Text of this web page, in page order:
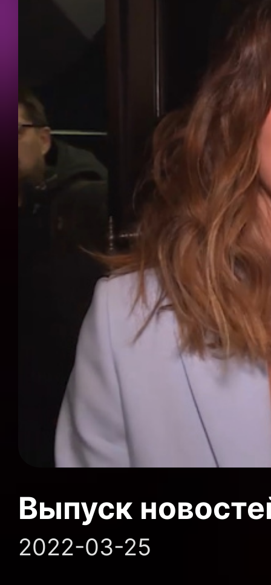
Выпуск
2022-03-25